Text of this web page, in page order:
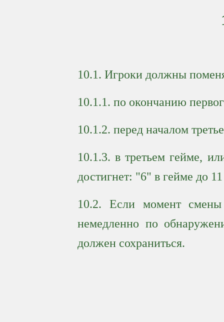
10.1. Игроки должны
10.1.1. по окончанию
10.1.2. перед началом
10.1.3. в третьем гейме,
достигнет: "6" в гейме до
10.2. Если момент
немедленно по
должен сохраниться.